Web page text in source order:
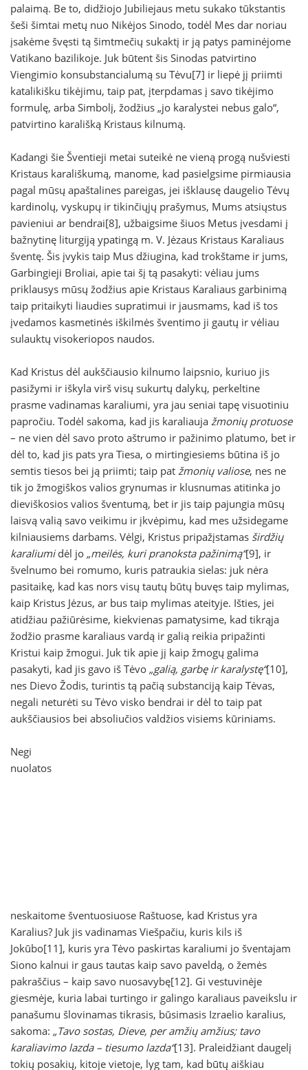
palaimą. Be to, didžiojo Jubiliejaus metu sukako tūkstantis
šeši šimtai metų nuo Nikėjos Sinodo, todėl Mes dar noriau
įsakėme švęsti tą šimtmečių sukaktį ir ją patys paminėjome
Vatikano bazilikoje. Juk būtent šis Sinodas patvirtino
Viengimio konsubstancialumą su Tėvu[7] ir liepė jį priimti
katalikišku tikėjimu, taip pat, įterpdamas į savo tikėjimo
formulę, arba Simbolį, žodžius „jo karalystei nebus galo“,
patvirtino karališką Kristaus kilnumą.
Kadangi šie Šventieji metai suteikė ne vieną progą nušviesti
Kristaus karališkumą, manome, kad pasielgsime pirmiausia
pagal mūsų apaštalines pareigas, jei išklausę daugelio Tėvų
kardinolų, vyskupų ir tikinčiųjų prašymus, Mums atsiųstus
pavieniui ar bendrai[8], užbaigsime šiuos Metus įvesdami į
bažnytinę liturgiją ypatingą m. V. Jėzaus Kristaus Karaliaus
šventę. Šis įvykis taip Mus džiugina, kad trokštame ir jums,
Garbingieji Broliai, apie tai šį tą pasakyti: vėliau jums
priklausys mūsų žodžius apie Kristaus Karaliaus garbinimą
taip pritaikyti liaudies supratimui ir jausmams, kad iš tos
įvedamos kasmetinės iškilmės šventimo ji gautų ir vėliau
sulauktų visokeriopos naudos.
Kad Kristus dėl aukščiausio kilnumo laipsnio, kuriuo jis
pasižymi ir iškyla virš visų sukurtų dalykų, perkeltine
prasme vadinamas karaliumi, yra jau seniai tapę visuotiniu
papročiu. Todėl sakoma, kad jis karaliauja žmonių protuose
– ne vien dėl savo proto aštrumo ir pažinimo platumo, bet ir
dėl to, kad jis pats yra Tiesa, o mirtingiesiems būtina iš jo
semtis tiesos bei ją priimti; taip pat žmonių valiose, nes ne
tik jo žmogiškos valios grynumas ir klusnumas atitinka jo
dieviškosios valios šventumą, bet ir jis taip pajungia mūsų
laisvą valią savo veikimu ir įkvėpimu, kad mes užsidegame
kilniausiems darbams. Vėlgi, Kristus pripažįstamas širdžių
karaliumidėl jo „meilės, kuri pranoksta pažinimą“[9], ir
švelnumo bei romumo, kuris patraukia sielas: juk nėra
pasitaikę, kad kas nors visų tautų būtų buvęs taip mylimas,
kaip Kristus Jėzus, ar bus taip mylimas ateityje. Išties, jei
atidžiau pažiūrėsime, kiekvienas pamatysime, kad tikrąja
žodžio prasme karaliaus vardą ir galią reikia pripažinti
Kristui kaip žmogui. Juk tik apie jį kaip žmogų galima
pasakyti, kad jis gavo iš Tėvo „galią, garbę ir karalystę“[10],
nes Dievo Žodis, turintis tą pačią substanciją kaip Tėvas,
negali neturėti su Tėvo visko bendrai ir dėl to taip pat
aukščiausios bei absoliučios valdžios visiems kūriniams.
Negi
nuolatos
neskaitome šventuosiuose Raštuose, kad Kristus yra
Karalius? Juk jis vadinamas Viešpačiu, kuris kils iš
Jokūbo[11], kuris yra Tėvo paskirtas karaliumi jo šventajam
Siono kalnui ir gaus tautas kaip savo paveldą, o žemės
pakraščius – kaip savo nuosavybę[12]. Gi vestuvinėje
giesmėje, kuria labai turtingo ir galingo karaliaus paveikslu ir
panašumu šlovinamas tikrasis, būsimasis Izraelio karalius,
sakoma: „Tavo sostas, Dieve, per amžių amžius; tavo
karaliavimo lazda – tiesumo lazda“[13]. Praleidžiant daugelį
tokių posakių, kitoje vietoje, lyg tam, kad būtų aiškiau